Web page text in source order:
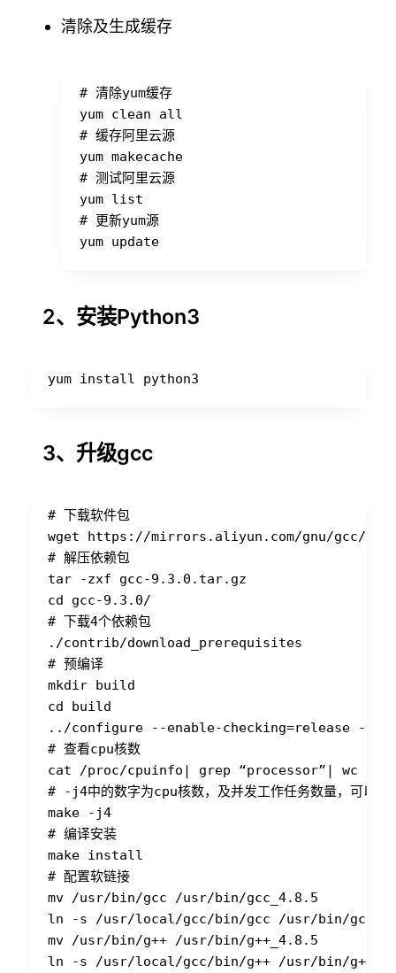
清除及生成缓存
# 清除yum缓存
yum clean all
# 缓存阿里云源
yum makecache
# 测试阿里云源
yum list
# 更新yum源
yum update
2、安装Python3
3、升级gcc
# 下载软件包
wget https://mirrors.aliyun.com/gnu/gcc/
# 解压依赖包
tar -zxf gcc-9.3.0.tar.gz
cd gcc-9.3.0/
# 下载4个依赖包
./contrib/download_prerequisites
# 预编译
mkdir build
cd build
../configure --enable-checking=release --
# 查看cpu核数
cat /proc/cpuinfo| grep “processor”| wc -l
# -j4中的数字为cpu核数，及并发工作任务数量，可以提
make -j4
# 编译安装
make install
# 配置软链接
mv /usr/bin/gcc /usr/bin/gcc_4.8.5
ln -s /usr/local/gcc/bin/gcc /usr/bin/gcc
mv /usr/bin/g++ /usr/bin/g++_4.8.5
ln -s /usr/local/gcc/bin/g++ /usr/bin/g++